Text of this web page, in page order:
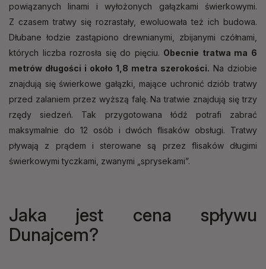
powiązanych linami i wyłożonych gałązkami świerkowymi.
Z czasem tratwy się rozrastały, ewoluowała też ich budowa.
Dłubane łodzie zastąpiono drewnianymi, zbijanymi czółnami,
których liczba rozrosła się do pięciu. Obecnie tratwa ma 6
metrów długości i około 1,8 metra szerokości. Na dziobie
znajdują się świerkowe gałązki, mające uchronić dziób tratwy
przed zalaniem przez wyższą falę. Na tratwie znajdują się trzy
rzędy siedzeń. Tak przygotowana łódź potrafi zabrać
maksymalnie do 12 osób i dwóch flisaków obsługi. Tratwy
pływają z prądem i sterowane są przez flisaków długimi
świerkowymi tyczkami, zwanymi „sprysekami”.
Jaka jest cena spływu
Dunajcem?